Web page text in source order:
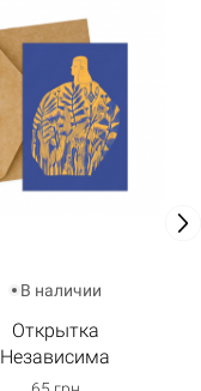
В наличии
Открытка
Независима